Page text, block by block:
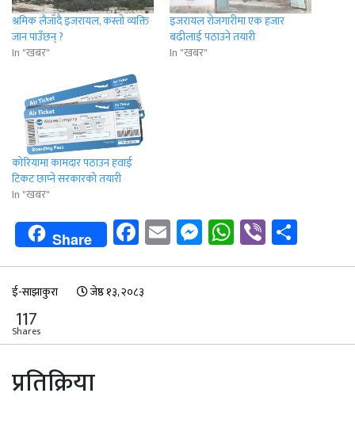
श्रमिक लैजाँदै इजरायल, कस्तो व्यक्ति
जान पाउँछन् ?
In "खबर"
इजरायल राेजगारीमा एक हजार
बढीलाई पठाउने तयारी
In "खबर"
कोरियामा कामदार पठाउन हवाई
टिकट छाप्‍ने सरकारको तयारी
In "खबर"
Share Facebook
EmailMessenger
WhatsApp
Viber
ई-साझाकुरा जेष्ठ १३, २०८३
117
Shares
प्रतिक्रिया